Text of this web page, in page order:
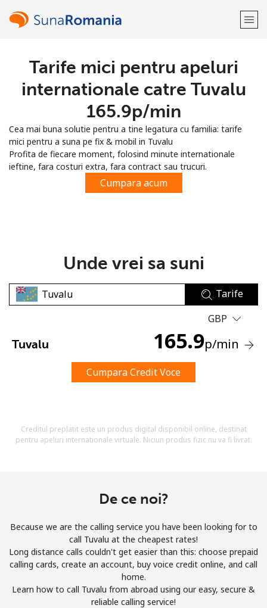
Bine-ai venit!
Inregistreaza-te cu
Minim 8 litere
email.
Prin deschiderea unui cont pe acest site, sunt de acord cu
urmatoriiTermeni.
Inregistreaza-te
Tarife mici pentru apeluri
internationale catre Tuvalu
⁦165.9p⁩/min
Cea mai buna solutie pentru a tine legatura cu familia: tarife
mici pentru a suna pe fix & mobil in Tuvalu
Profita de fiecare moment, folosind minute internationale
ieftine, fara costuri extra, fara contract sau trucuri.
Cumpara acum
Unde vrei sa suni
Tarife
GBP
Tuvalu 165.9p/min
Cumpara Credit Voce
Creditul preplatit este un produs digital disponibil online, destinat
pentru apeluri internationale virtuale. Niciun produs fizic nu va fi livrat.
De ce noi?
Because we are the calling service you have been looking for to
call Tuvalu at the cheapest rates!
Long distance calls couldn't get easier than this: choose prepaid
calling cards, create an account, buy voice credit online, and call
home.
Learn how to call Tuvalu from abroad using our easy, secure &
reliable calling service!